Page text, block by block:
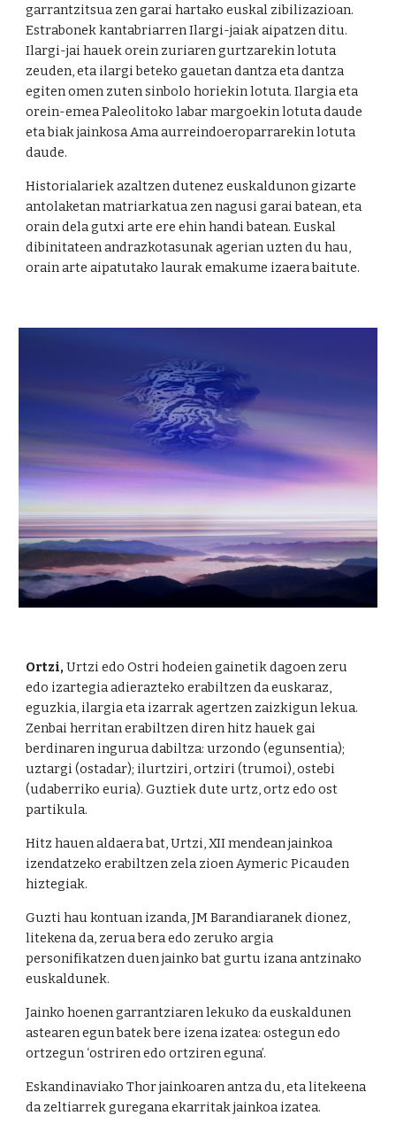
garrantzitsua zen garai hartako euskal zibilizazioan.
Estrabonek kantabriarren Ilargi-jaiak aipatzen ditu.
Ilargi-jai hauek orein zuriaren gurtzarekin lotuta
zeuden, eta ilargi beteko gauetan dantza eta dantza
egiten omen zuten sinbolo horiekin lotuta. Ilargia eta
orein-emea Paleolitoko labar margoekin lotuta daude
eta biak jainkosa Ama aurreindoeroparrarekin lotuta
daude.
Historialariek azaltzen dutenez euskaldunon gizarte
antolaketan matriarkatua zen nagusi garai batean, eta
orain dela gutxi arte ere ehin handi batean. Euskal
dibinitateen andrazkotasunak agerian uzten du hau,
orain arte aipatutako laurak emakume izaera baitute.
Ortzi,Urtzi edo Ostri hodeien gainetik dagoen zeru
edo izartegia adierazteko erabiltzen da euskaraz,
eguzkia, ilargia eta izarrak agertzen zaizkigun lekua.
Zenbai herritan erabiltzen diren hitz hauek gai
berdinaren ingurua dabiltza: urzondo (egunsentia);
uztargi (ostadar); ilurtziri, ortziri (trumoi), ostebi
(udaberriko euria). Guztiek dute urtz, ortz edo ost
partikula.
Hitz hauen aldaera bat, Urtzi, XII mendean jainkoa
izendatzeko erabiltzen zela zioen Aymeric Picauden
hiztegiak.
Guzti hau kontuan izanda, JM Barandiaranek dionez,
litekena da, zerua bera edo zeruko argia
personifikatzen duen jainko bat gurtu izana antzinako
euskaldunek.
Jainko hoenen garrantziaren lekuko da euskaldunen
astearen egun batek bere izena izatea: ostegun edo
ortzegun ‘ostriren edo ortziren eguna’.
Eskandinaviako Thor jainkoaren antza du, eta litekeena
da zeltiarrek guregana ekarritak jainkoa izatea.